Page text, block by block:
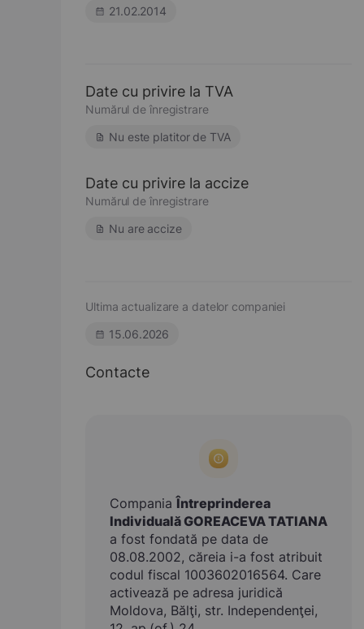
21.02.2014
Date cu privire la TVA
Numărul de înregistrare
Nu este platitor de TVA
Date cu privire la accize
Numărul de înregistrare
Nu are accize
Ultima actualizare a datelor companiei
15.06.2026
Contacte
CompaniaÎntreprinderea
Individuală GOREACEVA TATIANA
a fost fondată pe data de
08.08.2002, căreia i-a fost atribuit
codul fiscal 1003602016564. Care
activează pe adresa juridică
Moldova, Bălţi, str. Independenţei,